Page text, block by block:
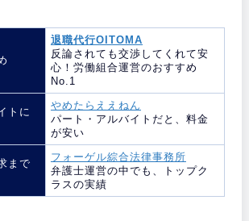
退職代行OITOMA
反論されても交渉してくれて安
心！労働組合運営のおすすめ
No.1
トに
やめたらええねん
パート・アルバイトだと、料金
が安い
まで
フォーゲル綜合法律事務所
弁護士運営の中でも、トップク
ラスの実績